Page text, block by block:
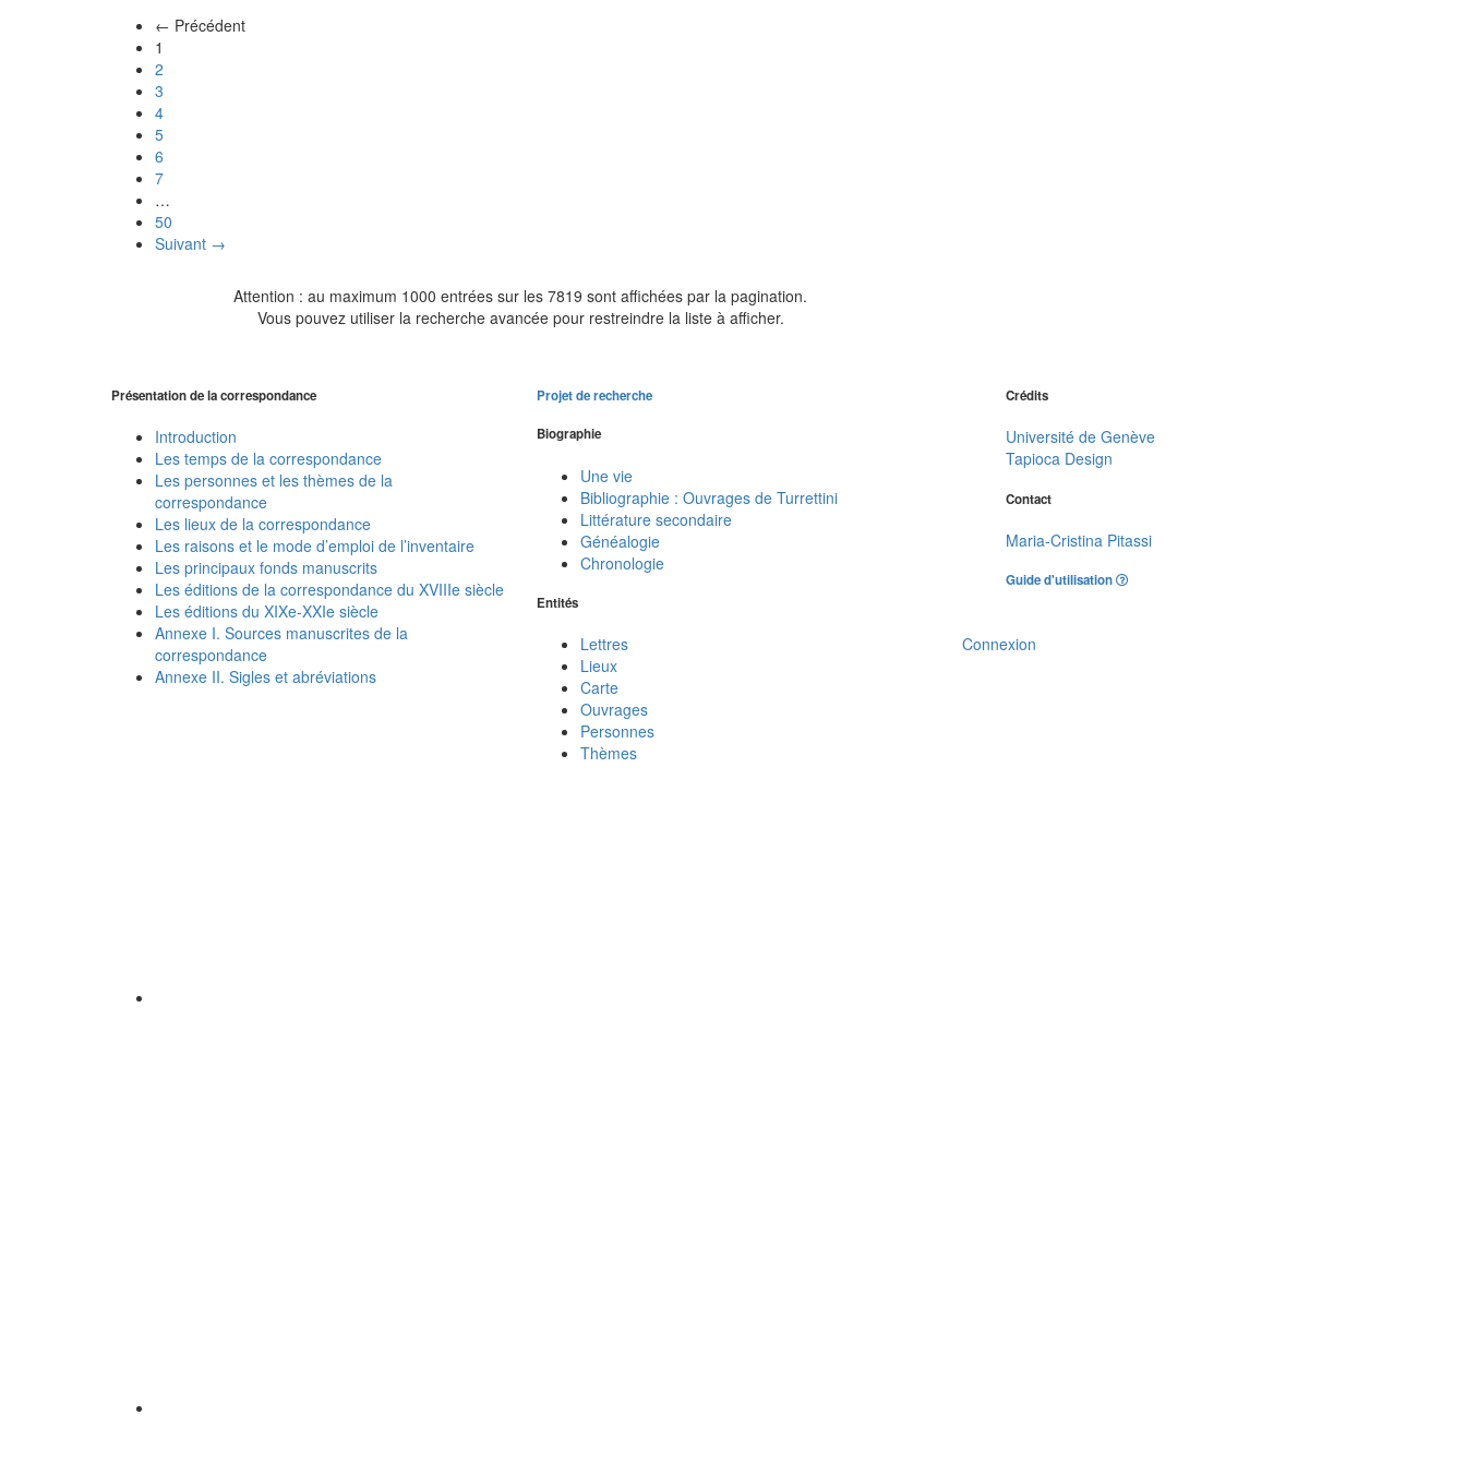
← Précédent
1
2
3
4
5
6
7
…
50
Suivant →
Attention : au maximum 1000 entrées sur les 7819 sont affichées par la pagination.
Vous pouvez utiliser la recherche avancée pour restreindre la liste à afficher.
Présentation de la correspondance
Introduction
Les temps de la correspondance
Les personnes et les thèmes de la
correspondance
Les lieux de la correspondance
Les raisons et le mode d’emploi de l’inventaire
Les principaux fonds manuscrits
Les éditions de la correspondance du XVIIIe siècle
Les éditions du XIXe-XXIe siècle
Annexe I. Sources manuscrites de la
correspondance
Annexe II. Sigles et abréviations
Projet de recherche
Biographie
Une vie
Bibliographie : Ouvrages de Turrettini
Littérature secondaire
Généalogie
Chronologie
Entités
Lettres
Lieux
Carte
Ouvrages
Personnes
Thèmes
Crédits
Université de Genève
Tapioca Design
Contact
Maria-Cristina Pitassi
Guide d'utilisation
Connexion